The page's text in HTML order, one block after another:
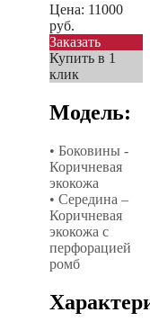
Цена: 11000
руб.
Заказать
Купить в 1
клик
Модель:
• Боковины -
Коричневая
экокожа
• Середина –
Коричневая
экокожа с
перфорацией
ромб